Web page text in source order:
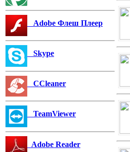
Adobe Флеш Плеер
Skype
CCleaner
TeamViewer
Adobe Reader